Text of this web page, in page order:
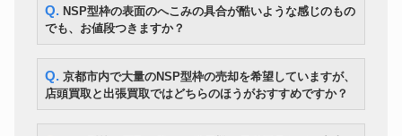
PANA-AUTO MINI180 CO2半自動溶接機 70,200円
TIG溶接機 AVPM-200 インバー
全自動ドリル研磨機 HY-PRO
RDG-13S
ダイヤモンドコアドリル CL-
48,600円
Q. NSP型枠の表面のへこみの具合が酷いような感じのもの
でも、お値段つきますか？
Q. 京都市内で大量のNSP型枠の売却を希望していますが、
店頭買取と出張買取ではどちらのほうがおすすめですか？